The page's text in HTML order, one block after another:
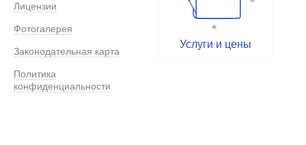
Лицензии
Фотогалерея
Законодательная карта
Политика
конфиденциальности
Услуги и цены